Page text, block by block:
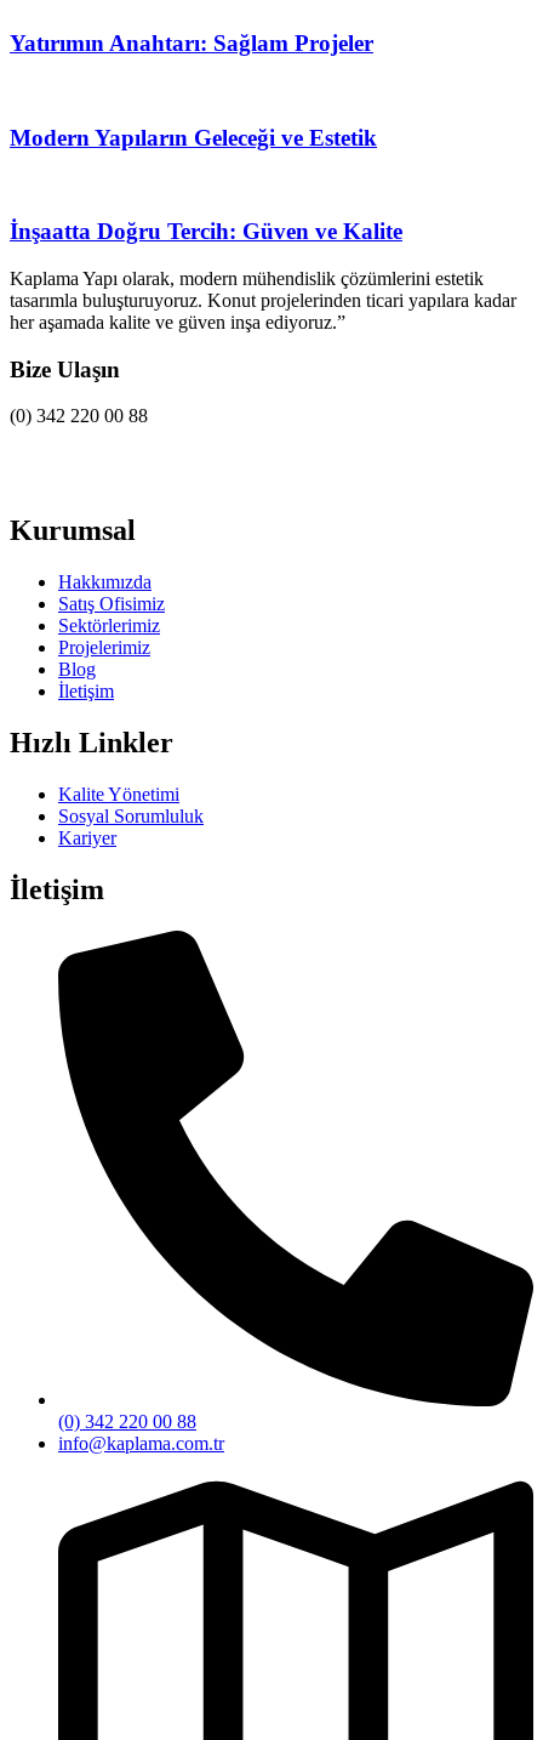
Yatırımın Anahtarı: Sağlam Projeler
Modern Yapıların Geleceği ve Estetik
İnşaatta Doğru Tercih: Güven ve Kalite
Kaplama Yapı olarak, modern mühendislik çözümlerini estetik
tasarımla buluşturuyoruz. Konut projelerinden ticari yapılara kadar
her aşamada kalite ve güven inşa ediyoruz.”
Bize Ulaşın
(0) 342 220 00 88
Kurumsal
Hakkımızda
Satış Ofisimiz
Sektörlerimiz
Projelerimiz
Blog
İletişim
Hızlı Linkler
Kalite Yönetimi
Sosyal Sorumluluk
Kariyer
İletişim
(0) 342 220 00 88
info@kaplama.com.tr